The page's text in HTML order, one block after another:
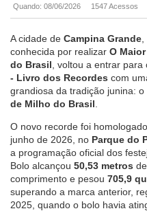
Quando: 08/06/2026 1547 Acessos
A cidade de Campina Grande
conhecida por realizar O
do Brasil , voltou a entrar para
- Livro dos Recordes com
grandiosa da tradição junina: o
de Milho do Brasil
O novo recorde foi
junho de 2026, no Parque do
a programação oficial dos
Bolo alcançou 50,53 metros de
comprimento e pesou 705,9
superando a marca anterior,
2025, quando o bolo havia